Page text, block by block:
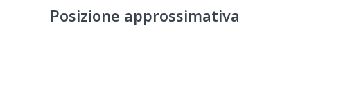
Posizione approssimativa